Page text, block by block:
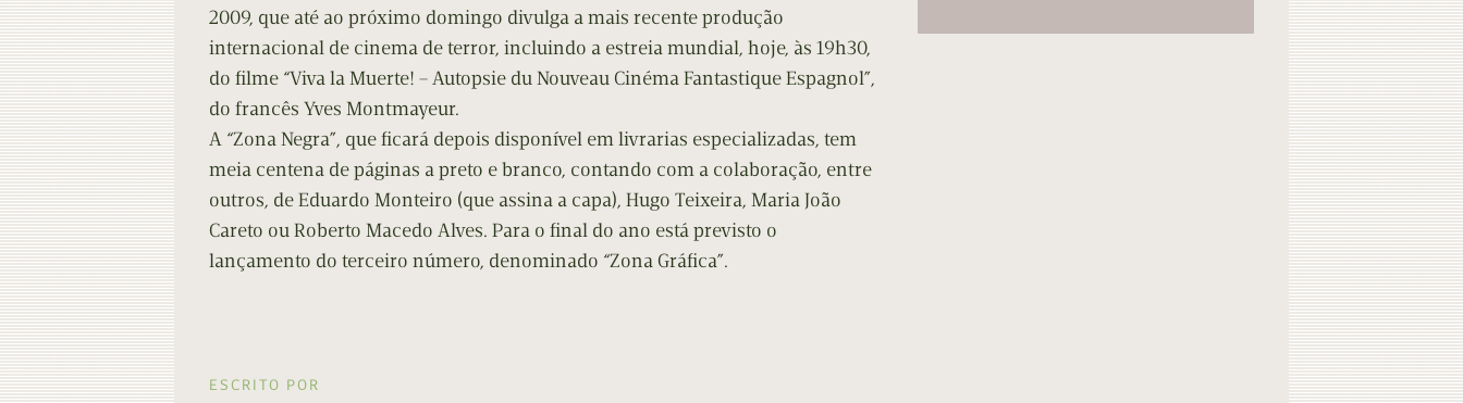
2009, que até ao próximo domingo divulga a mais recente produção
internacional de cinema de terror, incluindo a estreia mundial, hoje, às 19h30,
do filme “Viva la Muerte! – Autopsie du Nouveau Cinéma Fantastique Espagnol”,
do francês Yves Montmayeur.
A “Zona Negra”, que ficará depois disponível em livrarias especializadas, tem
meia centena de páginas a preto e branco, contando com a colaboração, entre
outros, de Eduardo Monteiro (que assina a capa), Hugo Teixeira, Maria João
Careto ou Roberto Macedo Alves. Para o final do ano está previsto o
lançamento do terceiro número, denominado “Zona Gráfica”.
ESCRITO POR